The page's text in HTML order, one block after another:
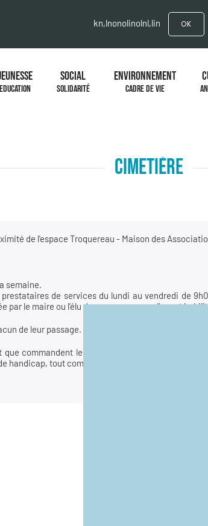
kn,lnonolinolnl,lin OK
EDUCATION
SOCIAL
SOLIDARITÉ
ENVIRONNEMENT
CADRE DE VIE
CIMETIÈRE
de l'espace Troquereau - Maison des
semaine.
de services du lundi au vendredi de
par le maire ou l’élu de permanence ou l’agent
de leur passage.
commandent les lieux. Les animaux sont
handicap, tout comme la nourriture et les boissons.